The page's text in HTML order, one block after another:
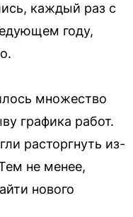
каждый раз с
году,
множество
графика работ.
расторгнуть из-
не менее,
нового